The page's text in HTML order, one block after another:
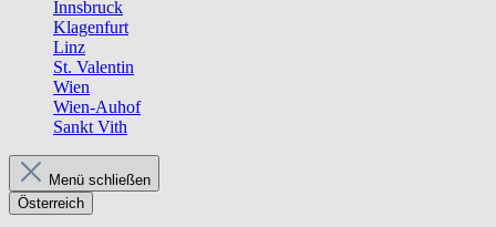
Innsbruck
Klagenfurt
Linz
St. Valentin
Wien
Wien-Auhof
Sankt Vith
Menü schließen
Österreich